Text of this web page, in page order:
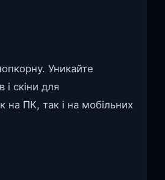
Уникайте
скіни для
на ПК, так і на мобільних